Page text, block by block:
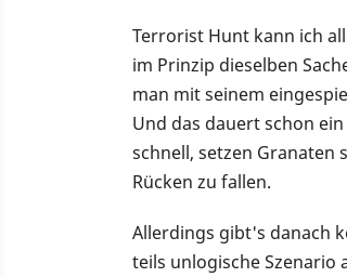
Terrorist Hunt kann ich
im Prinzip dieselben
man mit seinem
Und das dauert schon
schnell, setzen Granaten
Rücken zu fallen.
Allerdings gibt's danach
teils unlogische